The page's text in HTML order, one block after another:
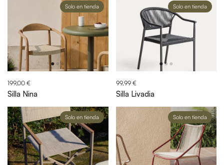
199,00 €
Silla Nina
Solo en tienda
99,99 €
Silla Livadia
Solo en tienda
Solo en tienda Solo en tienda